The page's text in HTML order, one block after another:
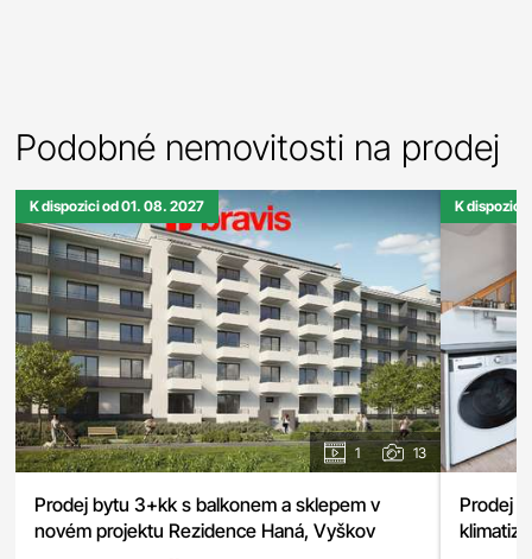
Podobné nemovitosti na prodej
K dispozici od 01. 08. 2027
1 13
Prodej bytu 3+kk s balkonem a sklepem v
novém projektu Rezidence Haná, Vyškov
K dispozici
Prodej